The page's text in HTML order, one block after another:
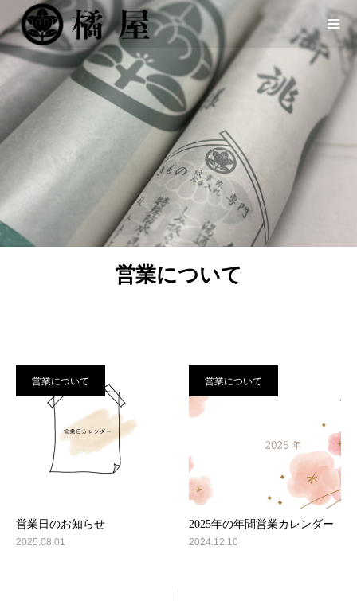
営業について
営業について
営業日のお知らせ
2025.08.01
営業について
2025年の年間営業カレンダー
2024.12.10